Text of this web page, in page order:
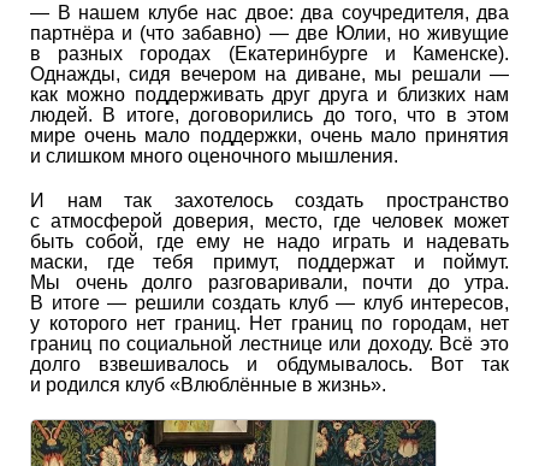
— В нашем клубе нас двое: два соучредителя, два
партнёра и (что забавно) — две Юлии, но живущие
в разных городах (Екатеринбурге и Каменске).
Однажды, сидя вечером на диване, мы решали —
как можно поддерживать друг друга и близких нам
людей. В итоге, договорились до того, что в этом
мире очень мало поддержки, очень мало принятия
и слишком много оценочного мышления.
И нам так захотелось создать пространство
с атмосферой доверия, место, где человек может
быть собой, где ему не надо играть и надевать
маски, где тебя примут, поддержат и поймут.
Мы очень долго разговаривали, почти до утра.
В итоге — решили создать клуб — клуб интересов,
у которого нет границ. Нет границ по городам, нет
границ по социальной лестнице или доходу. Всё это
долго взвешивалось и обдумывалось. Вот так
и родился клуб «Влюблённые в жизнь».